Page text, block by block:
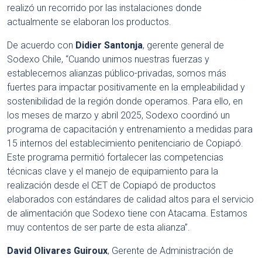
realizó un recorrido por las instalaciones donde
actualmente se elaboran los productos.
De acuerdo con Didier Santonja, gerente general de
Sodexo Chile, “Cuando unimos nuestras fuerzas y
establecemos alianzas público-privadas, somos más
fuertes para impactar positivamente en la empleabilidad y
sostenibilidad de la región donde operamos. Para ello, en
los meses de marzo y abril 2025, Sodexo coordinó un
programa de capacitación y entrenamiento a medidas para
15 internos del establecimiento penitenciario de Copiapó.
Este programa permitió fortalecer las competencias
técnicas clave y el manejo de equipamiento para la
realización desde el CET de Copiapó de productos
elaborados con estándares de calidad altos para el servicio
de alimentación que Sodexo tiene con Atacama. Estamos
muy contentos de ser parte de esta alianza”.
David Olivares Guiroux, Gerente de Administración de